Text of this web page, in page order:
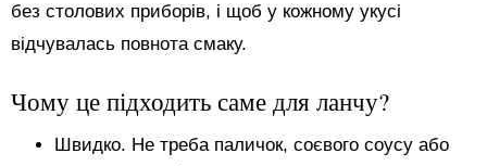
без столових приборів, і щоб у кожному укусі
відчувалась повнота смаку.
Чому це підходить саме для ланчу?
Швидко. Не треба паличок, соєвого соусу або